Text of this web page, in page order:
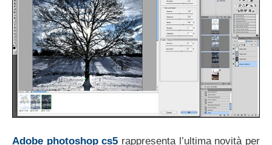
Adobe photoshop cs5 rappresenta l’ultima novità per